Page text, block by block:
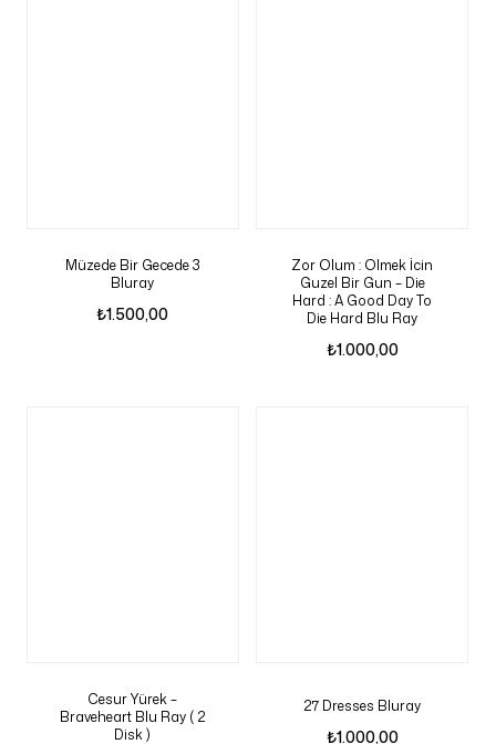
Müzede Bir Gecede 3
Bluray
₺1.500,00
Zor Olum : Olmek İcin
Guzel Bir Gun – Die
Hard : A Good Day To
Die Hard Blu Ray
₺1.000,00
Cesur Yürek –
Braveheart Blu Ray ( 2
Disk )
27 Dresses Bluray
₺1.000,00